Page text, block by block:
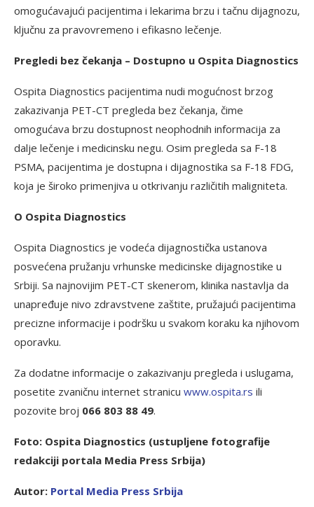
omogućavajući pacijentima i lekarima brzu i tačnu dijagnozu,
ključnu za pravovremeno i efikasno lečenje.
Pregledi bez čekanja – Dostupno u Ospita Diagnostics
Ospita Diagnostics pacijentima nudi mogućnost brzog
zakazivanja PET-CT pregleda bez čekanja, čime
omogućava brzu dostupnost neophodnih informacija za
dalje lečenje i medicinsku negu. Osim pregleda sa F-18
PSMA, pacijentima je dostupna i dijagnostika sa F-18 FDG,
koja je široko primenjiva u otkrivanju različitih maligniteta.
O Ospita Diagnostics
Ospita Diagnostics je vodeća dijagnostička ustanova
posvećena pružanju vrhunske medicinske dijagnostike u
Srbiji. Sa najnovijim PET-CT skenerom, klinika nastavlja da
unapređuje nivo zdravstvene zaštite, pružajući pacijentima
precizne informacije i podršku u svakom koraku ka njihovom
oporavku.
Za dodatne informacije o zakazivanju pregleda i uslugama,
posetite zvaničnu internet stranicu www.ospita.rs ili
pozovite broj 066 803 88 49.
Foto: Ospita Diagnostics (ustupljene fotografije
redakciji portala Media Press Srbija)
Autor: Portal Media Press Srbija